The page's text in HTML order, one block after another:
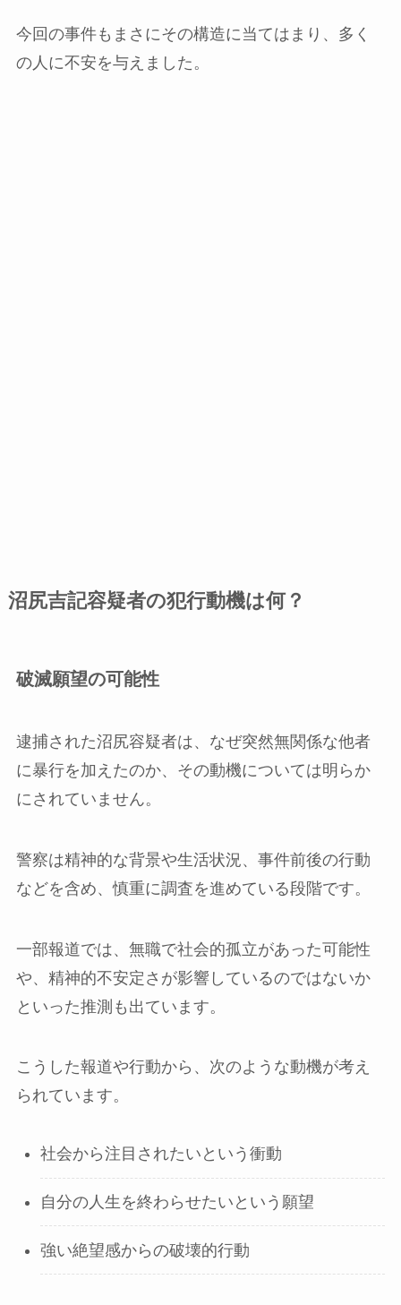
今回の事件もまさにその構造に当てはまり、多く
の人に不安を与えました。
沼尻吉記容疑者の犯行動機は何？
破滅願望の可能性
逮捕された沼尻容疑者は、なぜ突然無関係な他者
に暴行を加えたのか、その動機については明らか
にされていません。
警察は精神的な背景や生活状況、事件前後の行動
などを含め、慎重に調査を進めている段階です。
一部報道では、無職で社会的孤立があった可能性
や、精神的不安定さが影響しているのではないか
といった推測も出ています。
こうした報道や行動から、次のような動機が考え
られています。
社会から注目されたいという衝動
自分の人生を終わらせたいという願望
強い絶望感からの破壊的行動